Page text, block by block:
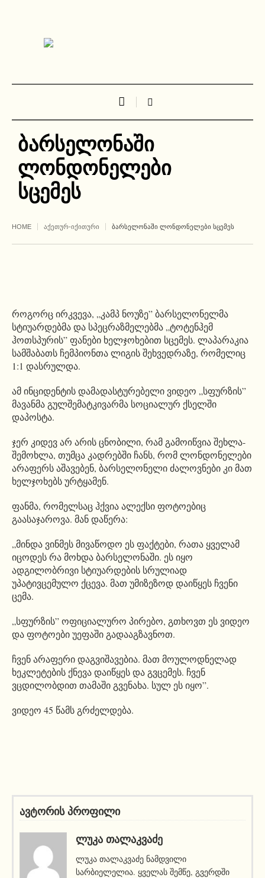
ბარსელონაში
ლონდონელები
სცემეს
HOME ᲐᲥᲔᲗᲣᲠ-ᲘᲥᲘᲗᲣᲠᲘ ᲑᲐᲠᲡᲔᲚᲝᲜᲐᲨᲘ ᲚᲝᲜᲓᲝᲜᲔᲚᲔᲑᲘ ᲡᲪᲔᲛᲔᲡ
როგორც ირკვევა, „კამპ ნოუზე” ბარსელონელმა
სტიუარდებმა და სპეცრაზმელებმა „ტოტენჰემ
ჰოთსპურის” ფანები ხელჯოხებით სცემეს. ლაპარაკია
სამშაბათს ჩემპიონთა ლიგის შეხვედრაზე, რომელიც
1:1 დასრულდა.
ამ ინციდენტის დამადასტურებელი ვიდეო „სფურზის”
მავანმა გულშემატკივარმა სოციალურ ქსელში
დაპოსტა.
ჯერ კიდევ არ არის ცნობილი, რამ გამოიწვია შეხლა-
შემოხლა, თუმცა კადრებში ჩანს, რომ ლონდონელები
არაფერს აშავებენ, ბარსელონელი ძალოვნები კი მათ
ხელჯოხებს ურტყამენ.
ფანმა, რომელსაც ჰქვია ალექსი ფოტოებიც
გაასაჯაროვა. მან დაწერა:
„მინდა ვინმეს მივაწოდო ეს ფაქტები, რათა ყველამ
იცოდეს რა მოხდა ბარსელონაში. ეს იყო
ადგილობრივი სტიუარდების სრულიად
უპატივცემულო ქცევა. მათ უმიზეზოდ დაიწყეს ჩვენი
ცემა.
„სფურზის” ოფიციალურო პირებო, გთხოვთ ეს ვიდეო
და ფოტოები უეფაში გადააგზავნოთ.
ჩვენ არაფერი დაგვიშავებია. მათ მოულოდნელად
ხეკლეტების ქნევა დაიწყეს და გვცემეს. ჩვენ
ვცდილობდით თამაში გვენახა. სულ ეს იყო”.
ვიდეო 45 წამს გრძელდება.
ავტორის პროფილი
ᲚᲣᲙᲐ ᲗᲐᲚᲐᲙᲕᲐᲫᲔ
ლუკა თალაკვაძე ნამდვილი
სარბიელელია. ყველას შემწე, გვერდში